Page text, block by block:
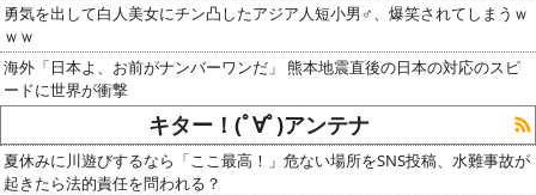
勇気を出して白人美女にチン凸したアジア人短小男♂、爆笑されてしまうｗ
ｗｗ
海外「日本よ、お前がナンバーワンだ」 熊本地震直後の日本の対応のスピ
ードに世界が衝撃
キター！(ﾟ∀ﾟ)アンテナ
夏休みに川遊びするなら「ここ最高！」危ない場所をSNS投稿、水難事故が
起きたら法的責任を問われる？